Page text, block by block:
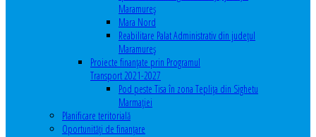
Maramureș
Mara Nord
Reabilitare Palat Administrativ din județul
Maramureș
Proiecte finanțate prin Programul
Transport 2021-2027
Pod peste Tisa în zona Teplița din Sighetu
Marmației
Planificare teritorială
Oportunităţi de finanţare